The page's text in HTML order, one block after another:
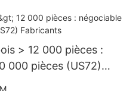
US.3 approvisionnem
> 12 000 pièces :
000 pièces (US72)